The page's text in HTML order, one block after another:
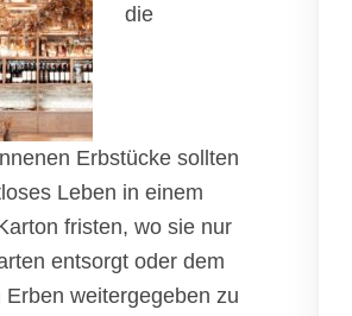
die
Erbstücke sollten
Leben in einem
fristen, wo sie nur
entsorgt oder dem
Erben weitergegeben zu